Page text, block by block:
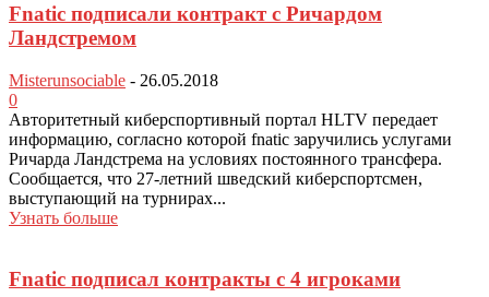
Fnatic подписали контракт с Ричардом
Ландстремом
Misterunsociable - 26.05.2018
0
Авторитетный киберспортивный портал HLTV передает
информацию, согласно которой fnatic заручились услугами
Ричарда Ландстрема на условиях постоянного трансфера.
Сообщается, что 27-летний шведский киберспортсмен,
выступающий на турнирах...
Узнать больше
Fnatic подписал контракты с 4 игроками